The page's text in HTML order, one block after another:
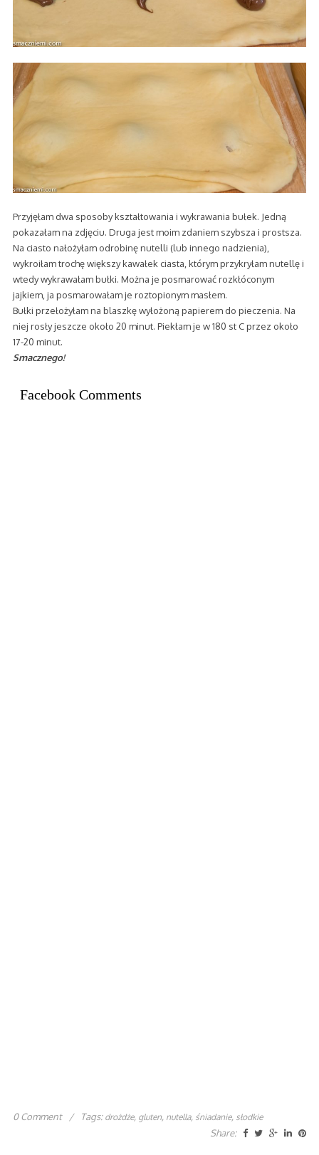
Przyjęłam dwa sposoby kształtowania i wykrawania bułek. Jedną
pokazałam na zdjęciu. Druga jest moim zdaniem szybsza i prostsza.
Na ciasto nałożyłam odrobinę nutelli (lub innego nadzienia),
wykroiłam trochę większy kawałek ciasta, którym przykryłam nutellę i
wtedy wykrawałam bułki. Można je posmarować rozkłóconym
jajkiem, ja posmarowałam je roztopionym masłem.
Bułki przełożyłam na blaszkę wyłożoną papierem do pieczenia. Na
niej rosły jeszcze około 20 minut. Piekłam je w 180 st C przez około
17-20 minut.
Smacznego!
Facebook Comments
0 Comment / Tags: drożdże, gluten, nutella, śniadanie, słodkie
Share: